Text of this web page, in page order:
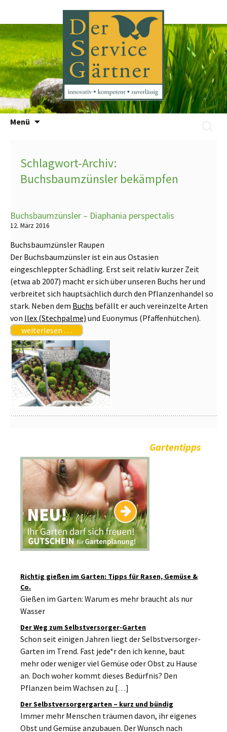
Menü
Zum
Schlagwort-Archiv:
Buchsbaumzünsler bekämpfen
Buchsbaumzünsler – Diaphania perspectalis
12. März 2016
Buchsbaumzünsler Raupen
Der Buchsbaumzünsler ist ein aus Ostasien
eingeschleppter Schädling. Erst seit relativ kurzer Zeit
(etwa ab 2007) macht er sich über unseren Buchs her und
verbreitet sich hauptsächlich durch den Pflanzenhandel so
stark. Neben dem Buchs befällt er auch vereinzelte Arten
von Ilex (Stechpalme) und Euonymus (Pfaffenhütchen).
weiterlesen …
Gartentipps
Richtig gießen im Garten: Tipps für Rasen, Gemüse &
Co.
Gießen im Garten: Warum es mehr braucht als nur
Wasser
Der Weg zum Selbstversorger-Garten
Schon seit einigen Jahren liegt der Selbstversorger-
Garten im Trend. Fast jede*r den ich kenne, baut
mehr oder weniger viel Gemüse oder Obst zu Hause
an. Doch woher kommt dieses Bedürfnis? Den
Pflanzen beim Wachsen zu […]
Der Selbstversorgergarten – kurz und bündig
Immer mehr Menschen träumen davon, ihr eigenes
Obst und Gemüse anzubauen. Der Wunsch nach